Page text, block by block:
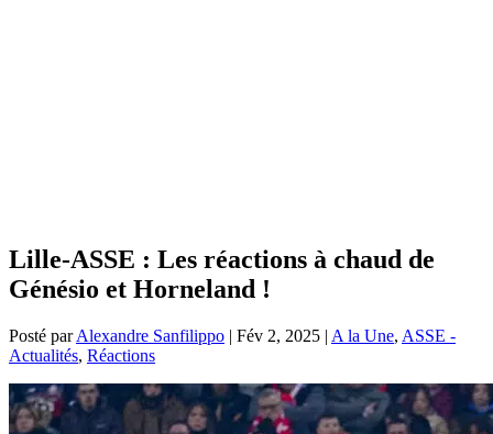
Lille-ASSE : Les réactions à chaud de
Génésio et Horneland !
Posté parAlexandre Sanfilippo | Fév 2, 2025 | A la Une, ASSE -
Actualités, Réactions